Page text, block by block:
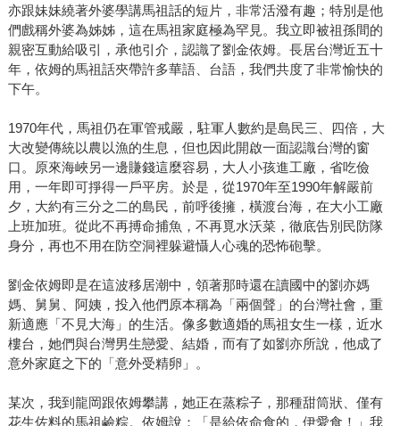
亦跟妹妹繞著外婆學講馬祖話的短片，非常活潑有趣；特別是他
們戲稱外婆為姊姊，這在馬祖家庭極為罕見。我立即被祖孫間的
親密互動給吸引，承他引介，認識了劉金依姆。長居台灣近五十
年，依姆的馬祖話夾帶許多華語、台語，我們共度了非常愉快的
下午。
1970年代，馬祖仍在軍管戒嚴，駐軍人數約是島民三、四倍，大
大改變傳統以農以漁的生息，但也因此開啟一面認識台灣的窗
口。原來海峽另一邊賺錢這麼容易，大人小孩進工廠，省吃儉
用，一年即可掙得一戶平房。於是，從1970年至1990年解嚴前
夕，大約有三分之二的島民，前呼後擁，橫渡台海，在大小工廠
上班加班。從此不再搏命捕魚，不再覓水沃菜，徹底告別民防隊
身分，再也不用在防空洞裡躲避懾人心魂的恐怖砲擊。
劉金依姆即是在這波移居潮中，領著那時還在讀國中的劉亦媽
媽、舅舅、阿姨，投入他們原本稱為「兩個聲」的台灣社會，重
新適應「不見大海」的生活。像多數適婚的馬祖女生一樣，近水
樓台，她們與台灣男生戀愛、結婚，而有了如劉亦所說，他成了
意外家庭之下的「意外受精卵」。
某次，我到龍岡跟依姆攀講，她正在蒸粽子，那種甜筒狀、僅有
花生佐料的馬祖鹼粽。依姆說：「是給依命食的，伊愛食！」我